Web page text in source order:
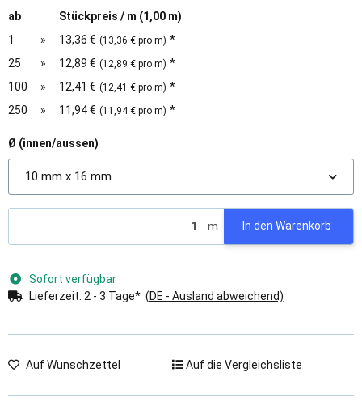
ab
Stückpreis / m (1,00 m)
1
» 13,36 € (13,36 € pro m) *
25
» 12,89 € (12,89 € pro m) *
100
» 12,41 € (12,41 € pro m) *
250
» 11,94 € (11,94 € pro m) *
Ø (innen/aussen)
10 mm x 16 mm
m In den Warenkorb
Sofort verfügbar
Lieferzeit: 2 - 3 Tage* (DE - Ausland abweichend)
Auf Wunschzettel Auf die Vergleichsliste